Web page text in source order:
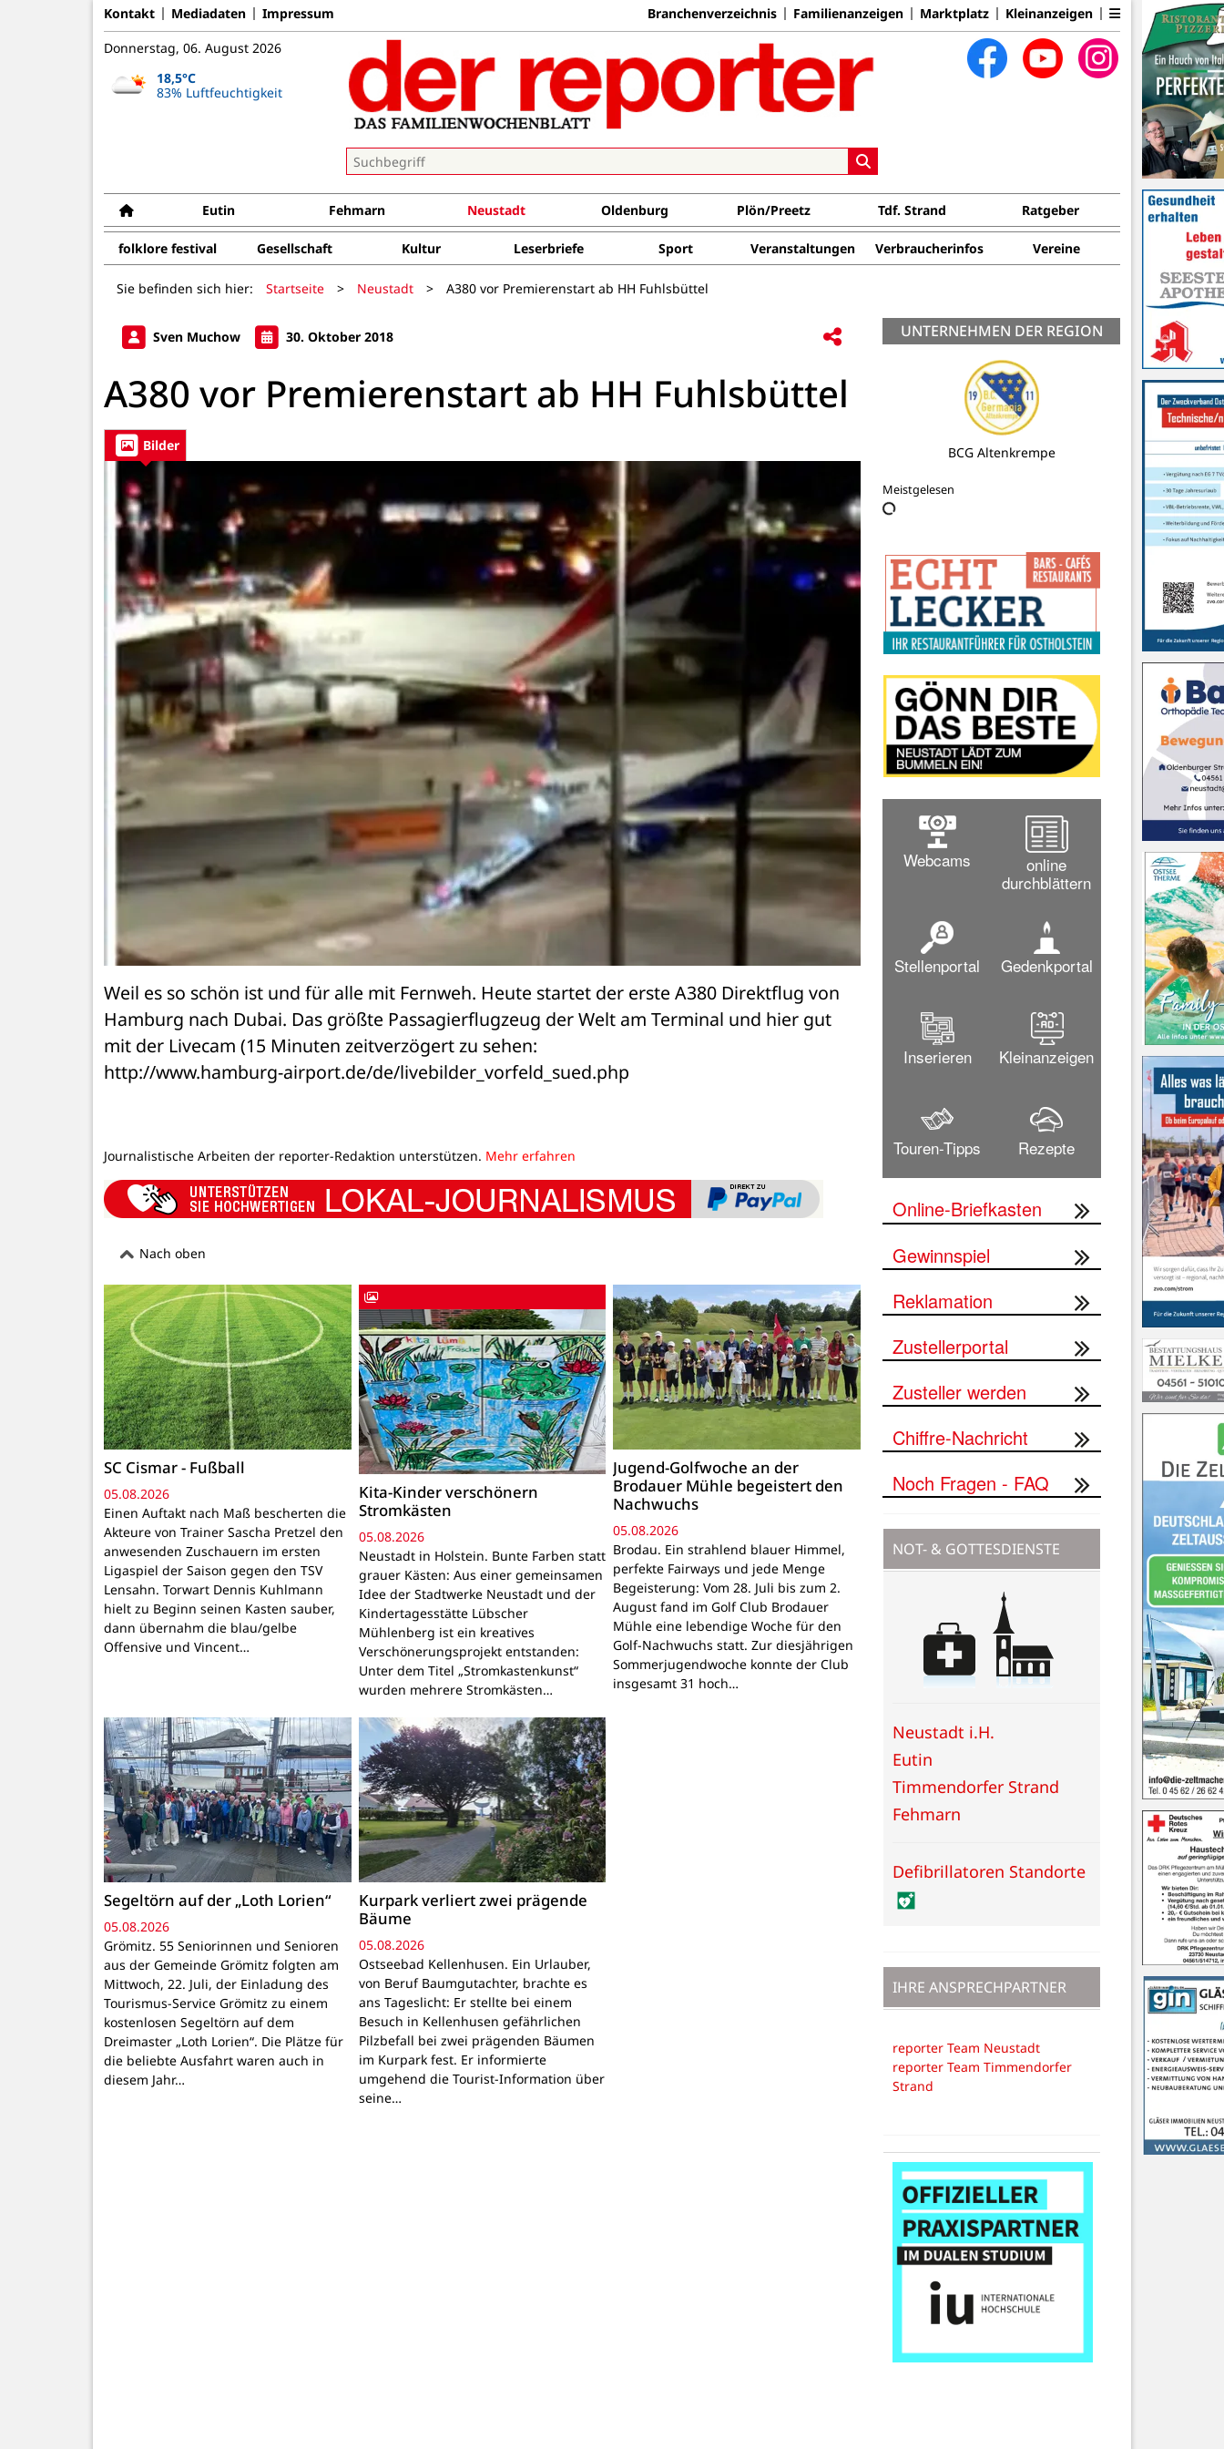
Kontakt Mediadaten Impressum Branchenverzeichnis Familienanzeigen Marktplatz Kleinanzeigen
Donnerstag, 06. August 2026
18,5°C
83% Luftfeuchtigkeit
Eutin Fehmarn Neustadt Oldenburg Plön/Preetz Tdf. Strand Ratgeber
folklore festival Gesellschaft Kultur Leserbriefe Sport Veranstaltungen Verbraucherinfos Vereine
Sie befinden sich hier: Startseite > Neustadt > A380 vor Premierenstart ab HH Fuhlsbüttel
Sven Muchow 30. Oktober 2018
A380 vor Premierenstart ab HH Fuhlsbüttel
Bilder
Weil es so schön ist und für alle mit Fernweh. Heute startet der erste A380 Direktflug von
Hamburg nach Dubai. Das größte Passagierflugzeug der Welt am Terminal und hier gut
mit der Livecam (15 Minuten zeitverzögert zu sehen:
http://www.hamburg-airport.de/de/livebilder_vorfeld_sued.php
Journalistische Arbeiten der reporter-Redaktion unterstützen. Mehr erfahren
Nach oben
SC Cismar - Fußball
05.08.2026
Einen Auftakt nach Maß bescherten die
Akteure von Trainer Sascha Pretzel den
anwesenden Zuschauern im ersten
Ligaspiel der Saison gegen den TSV
Lensahn. Torwart Dennis Kuhlmann
hielt zu Beginn seinen Kasten sauber,
dann übernahm die blau/gelbe
Offensive und Vincent…
Kita-Kinder verschönern
Stromkästen
05.08.2026
Neustadt in Holstein. Bunte Farben statt
grauer Kästen: Aus einer gemeinsamen
Idee der Stadtwerke Neustadt und der
Kindertagesstätte Lübscher
Mühlenberg ist ein kreatives
Verschönerungsprojekt entstanden:
Unter dem Titel „Stromkastenkunst“
wurden mehrere Stromkästen…
Jugend-Golfwoche an der
Brodauer Mühle begeistert den
Nachwuchs
05.08.2026
Brodau. Ein strahlend blauer Himmel,
perfekte Fairways und jede Menge
Begeisterung: Vom 28. Juli bis zum 2.
August fand im Golf Club Brodauer
Mühle eine lebendige Woche für den
Golf-Nachwuchs statt. Zur diesjährigen
Sommerjugendwoche konnte der Club
insgesamt 31 hoch…
Segeltörn auf der „Loth Lorien“
05.08.2026
Grömitz. 55 Seniorinnen und Senioren
aus der Gemeinde Grömitz folgten am
Mittwoch, 22. Juli, der Einladung des
Tourismus-Service Grömitz zu einem
kostenlosen Segeltörn auf dem
Dreimaster „Loth Lorien“. Die Plätze für
die beliebte Ausfahrt waren auch in
diesem Jahr…
Kurpark verliert zwei prägende
Bäume
05.08.2026
Ostseebad Kellenhusen. Ein Urlauber,
von Beruf Baumgutachter, brachte es
ans Tageslicht: Er stellte bei einem
Besuch in Kellenhusen gefährlichen
Pilzbefall bei zwei prägenden Bäumen
im Kurpark fest. Er informierte
umgehend die Tourist-Information über
seine…
UNTERNEHMEN DER REGION
AöR
Meistgelesen
Webcams
online
durchblättern
Stellenportal Gedenkportal
Inserieren Kleinanzeigen
Touren-Tipps Rezepte
Online-Briefkasten
Gewinnspiel
Reklamation
Zustellerportal
Zusteller werden
Chiffre-Nachricht
Noch Fragen - FAQ
NOT- & GOTTESDIENSTE
Neustadt i.H.
Eutin
Timmendorfer Strand
Fehmarn
Defibrillatoren Standorte
IHRE ANSPRECHPARTNER
reporter Team Neustadt
reporter Team Timmendorfer
Strand